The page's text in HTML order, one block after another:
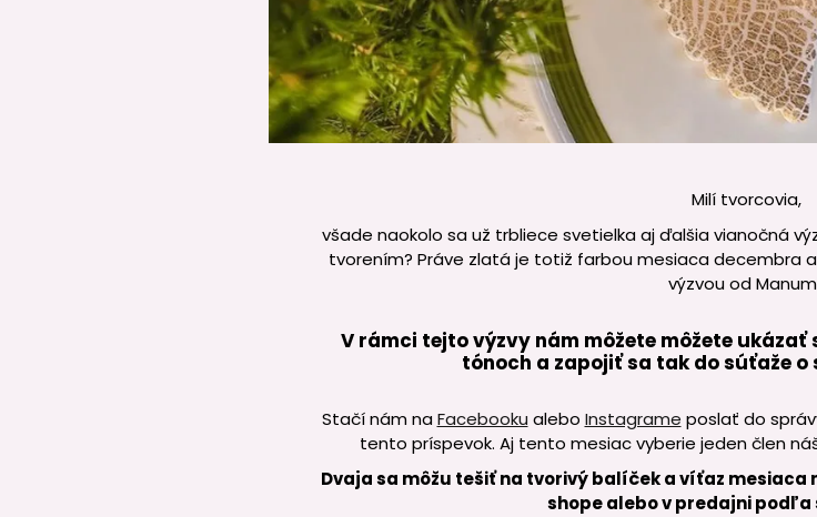
Milí tvorcovia,
všade naokolo sa už trbliece svetielka aj ďalšia vianočná
tvorením? Práve zlatá je totiž farbou mesiaca decembra
výzvou od
V rámci tejto výzvy nám môžete môžete
tónoch a zapojiť sa tak do súťaže
Stačí nám naFacebooku alebo Instagrame poslať do
tento príspevok. Aj tento mesiac vyberie jeden člen
Dvaja sa môžu tešiť na tvorivý balíček a víťaz mesiaca
shope alebo v predajni podľa